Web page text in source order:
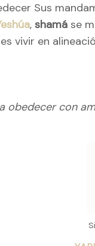
Sus
, shamá se
es vivir en
con